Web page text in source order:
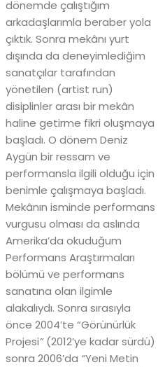
dönemde çalıştığım
arkadaşlarımla beraber yola
çıktık. Sonra mekânı yurt
dışında da deneyimlediğim
sanatçılar tarafından
yönetilen (artist run)
disiplinler arası bir mekân
haline getirme fikri oluşmaya
başladı. O dönem Deniz
Aygün bir ressam ve
performansla ilgili olduğu için
benimle çalışmaya başladı.
Mekânın isminde performans
vurgusu olması da aslında
Amerika’da okuduğum
Performans Araştırmaları
bölümü ve performans
sanatına olan ilgimle
alakalıydı. Sonra sırasıyla
önce 2004’te “Görünürlük
Projesi”(2012’ye kadar sürdü)
sonra 2006’da “Yeni Metin